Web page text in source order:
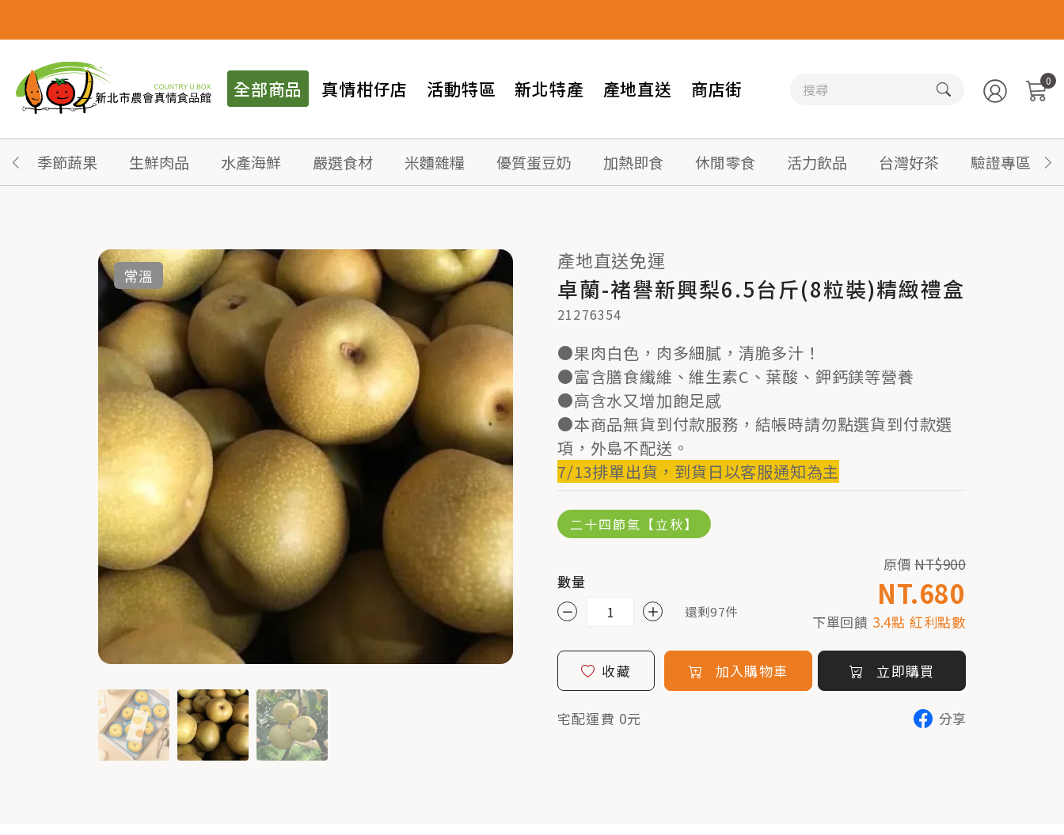
全部商品 真情柑仔店 活動特區 新北特產 產地直送 商店街 0
季節蔬果 生鮮肉品 水產海鮮 嚴選食材 米麵雜糧 優質蛋豆奶 加熱即食 休閒零食 活力飲品 台灣好茶 驗證專區
常溫
產地直送免運
卓蘭-褚譽新興梨6.5台斤(8粒裝)精緻禮盒
21276354
●果肉白色，肉多細膩，清脆多汁！
●富含膳食纖維、維生素C、葉酸、鉀鈣鎂等營養
●高含水又增加飽足感
●本商品無貨到付款服務，結帳時請勿點選貨到付款選
項，外島不配送。
7/13排單出貨，到貨日以客服通知為主
二十四節氣【立秋】
數量
還剩97件
原價 NT$900
NT.680
下單回饋 3.4點 紅利點數
收藏 加入購物車 立即購買
宅配運費 0元 分享